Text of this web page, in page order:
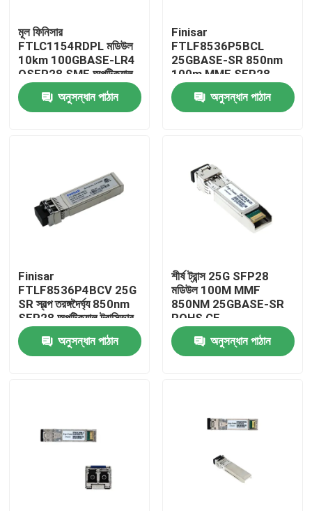
বাড়ি
আমাদের সম্পর্কে
মান নিয়ন্ত্রণ
যোগাযোগ করুন
মূল ফিনিসার
FTLC1154RDPL মডিউল
10km 100GBASE-LR4
QSFP28 SMF অপটিক্যাল
ট্রান্সিভার
অনুসন্ধান পাঠান
Finisar
FTLF8536P5BCL
25GBASE-SR 850nm
100m MMF SFP28-
25G-SR অপটিক্যাল ট্রান্সিভার
মডিউল
অনুসন্ধান পাঠান
Finisar
FTLF8536P4BCV 25G
SR স্বল্প তরঙ্গদৈর্ঘ্য 850nm
SFP28 অপটিক্যাল ট্রান্সিভার
অনুসন্ধান পাঠান
শীর্ষ ট্রান্স 25G SFP28
মডিউল 100M MMF
850NM 25GBASE-SR
ROHS CE
অনুসন্ধান পাঠান